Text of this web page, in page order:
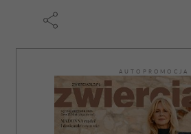
AUTOPROMOCJA